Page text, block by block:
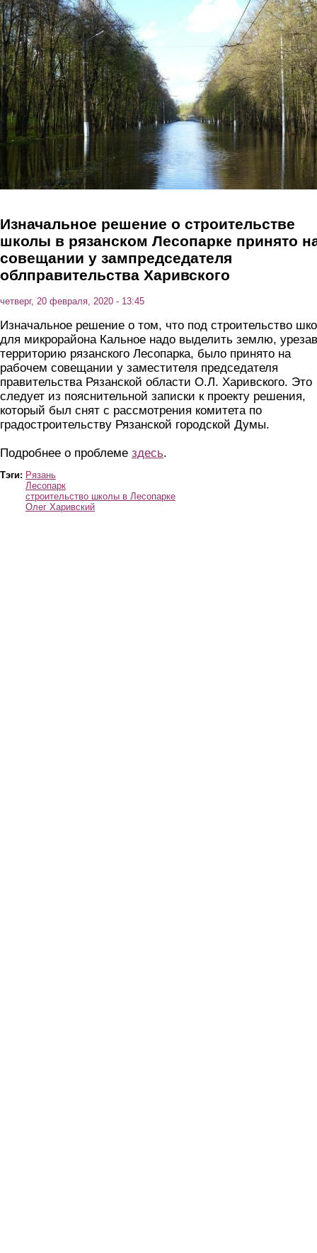
Перейти к основному содержанию
Изначальное решение о строительстве
школы в рязанском Лесопарке принято
совещании у зампредседателя
облправительства Харивского
четверг, 20 февраля, 2020 - 13:45
Изначальное решение о том, что под строительство
для микрорайона Кальное надо выделить землю, урезав
территорию рязанского Лесопарка, было принято на
рабочем совещании у заместителя председателя
правительства Рязанской области О.Л. Харивского. Это
следует из пояснительной записки к проекту решения,
который был снят с рассмотрения комитета по
градостроительству Рязанской городской Думы.
Подробнее о проблеме здесь.
Тэги: Рязань
Лесопарк
строительство школы в Лесопарке
Олег Харивский